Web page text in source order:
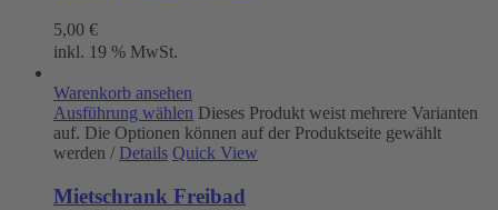
5,00 €
inkl. 19 % MwSt.
Warenkorb ansehen
Ausführung wählen Dieses Produkt weist mehrere Varianten
auf. Die Optionen können auf der Produktseite gewählt
werden / Details Quick View
Mietschrank Freibad